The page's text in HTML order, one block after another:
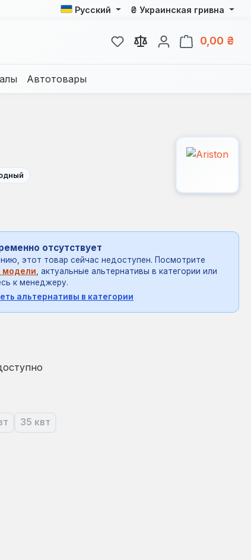
Русский ₴ Украинская гривна
У вас есть товары из
0,00 ₴
Автотовары
отсутствует
этот товар сейчас недоступен. Посмотрите
модели , актуальные альтернативы в категории или
к менеджеру.
альтернативы в категории
время эта опция недоступна.)
настоящее время эта опция недоступна.)
35 квт(В настоящее время эта опция недоступна.)